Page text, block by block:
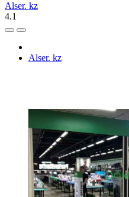
Alser. kz
4.1
Alser. kz